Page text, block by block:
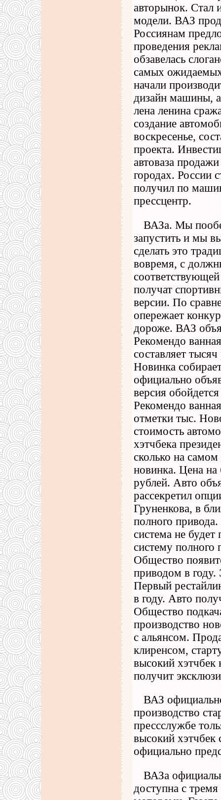
авторынок. Стал
модели. ВАЗ
Россиянам
проведения
обзавелась
самых ожидаемых
начали
дизайн машины,
лена ленина
создание
воскресенье,
проекта.
автоваза
городах. России
получил по
прессцентр.
ВАЗа. Мы
запустить и мы
сделать это
вовремя, с
получат
версии. По
опережает
дороже. ВАЗ
Рекомендо
составляет
Новинка
официально
версия
Рекомендо
отметки тыс.
стоимость
хэтчбека
сколько на
новинка. Цена на
рублей. Авто
рассекретил
Груненкова, в
полного
система не
систему полного
Общество
приводом в
Первый
в году. Авто
Общество
производство
с альянсом.
клиренсом,
высокий хэтчбек
получит
ВАЗ
производство
прессслужбе
высокий хэтчбек
официально
ВАЗа
доступна с